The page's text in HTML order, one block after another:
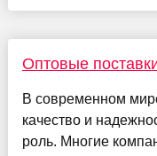
Оптовые
В современном
качество и
роль. Многие